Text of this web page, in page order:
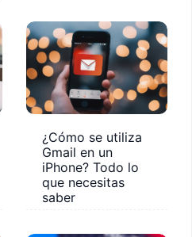
¿Cómo se utiliza
Gmail en un
iPhone? Todo lo
que necesitas
saber